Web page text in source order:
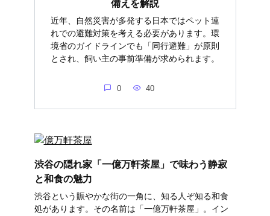
備えを解説
近年、自然災害が多発する日本ではペット連
れでの避難対策を考える必要があります。環
境省のガイドラインでも「同行避難」が原則
とされ、飼い主の事前準備が求められます。
0 40
渋谷の隠れ家「一億万軒茶屋」で味わう静寂
と和食の魅力
渋谷という賑やかな街の一角に、知る人ぞ知る和食
処があります。その名前は「一億万軒茶屋」。イン